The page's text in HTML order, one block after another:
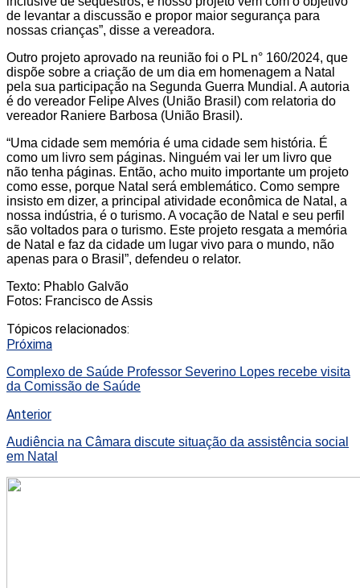
de levantar a discussão e propor maior segurança para
nossas crianças”, disse a vereadora.
Outro projeto aprovado na reunião foi o PL n° 160/2024, que
dispõe sobre a criação de um dia em homenagem a Natal
pela sua participação na Segunda Guerra Mundial. A autoria
é do vereador Felipe Alves (União Brasil) com relatoria do
vereador Raniere Barbosa (União Brasil).
“Uma cidade sem memória é uma cidade sem história. É
como um livro sem páginas. Ninguém vai ler um livro que
não tenha páginas. Então, acho muito importante um projeto
como esse, porque Natal será emblemático. Como sempre
insisto em dizer, a principal atividade econômica de Natal, a
nossa indústria, é o turismo. A vocação de Natal e seu perfil
são voltados para o turismo. Este projeto resgata a memória
de Natal e faz da cidade um lugar vivo para o mundo, não
apenas para o Brasil”, defendeu o relator.
Texto: Phablo Galvão
Fotos: Francisco de Assis
Tópicos relacionados:
Próxima
Complexo de Saúde Professor Severino Lopes recebe visita
da Comissão de Saúde
Anterior
Audiência na Câmara discute situação da assistência social
em Natal